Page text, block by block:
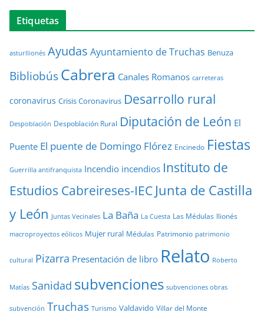
Etiquetas
asturllionés Ayudas Ayuntamiento de Truchas Benuza
BibliobúsCabrera Canales Romanos carreteras
coronavirus Crisis Coronavirus Desarrollo rural
Despoblación Despoblación Rural Diputación de León El
Puente El puente de Domingo Flórez Encinedo Fiestas
Guerrilla antifranquista Incendio incendios Instituto de
Estudios Cabreireses-IEC Junta de Castilla
y León Juntas Vecinales La Baña La Cuesta Las Médulas llionés
macroproyectos eólicos Mujer rural Médulas Patrimonio patrimonio
cultural Pizarra Presentación de libro Relato Roberto
Matías Sanidad subvenciones subvenciones obras
subvención Truchas Turismo Valdavido Villar del Monte